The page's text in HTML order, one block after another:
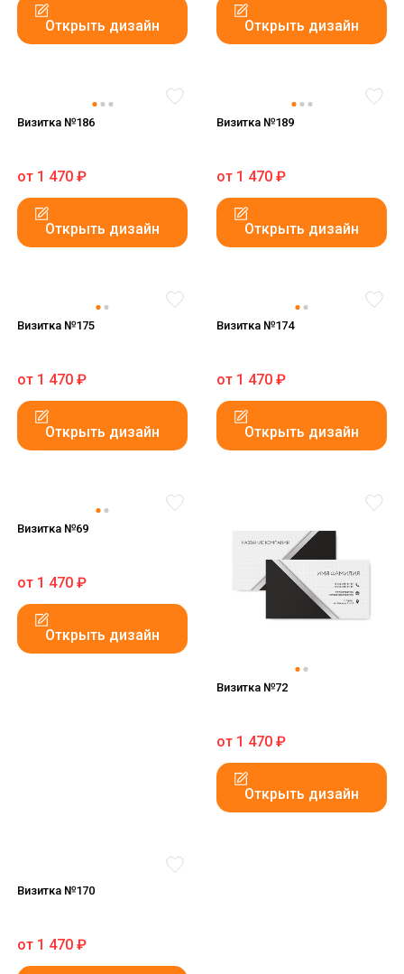
Открыть дизайн Открыть дизайн
Визитка №186
от 1 470 ₽
Открыть дизайн
Визитка №189
от 1 470 ₽
Открыть дизайн
Визитка №175
от 1 470 ₽
Открыть дизайн
Визитка №174
от 1 470 ₽
Открыть дизайн
Визитка №69
от 1 470 ₽
Открыть дизайн
Визитка №72
от 1 470 ₽
Открыть дизайн
Визитка №170
от 1 470 ₽